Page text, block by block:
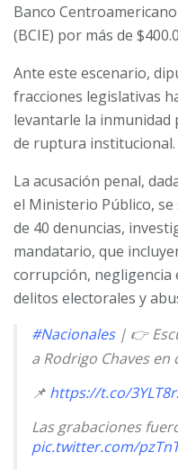
Banco
(BCIE) por más de
Ante este escenario,
fracciones legislativas
levantarle la inmunidad
de ruptura institucional.
La acusación penal,
el Ministerio Público,
de 40 denuncias,
mandatario, que
corrupción, negligencia
delitos electorales y
#Nacionales| 👉
a Rodrigo Chaves en
📌 https://t.co/
Las grabaciones
pic.twitter.com/